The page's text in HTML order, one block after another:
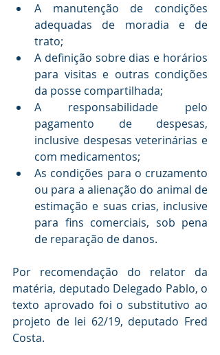
A manutenção de condições
adequadas de moradia e de
trato;
A definição sobre dias e horários
para visitas e outras condições
da posse compartilhada;
A responsabilidade pelo
pagamento de despesas,
inclusive despesas veterinárias e
com medicamentos;
As condições para o cruzamento
ou para a alienação do animal de
estimação e suas crias, inclusive
para fins comerciais, sob pena
de reparação de danos.
Por recomendação do relator da
matéria, deputado Delegado Pablo, o
texto aprovado foi o substitutivo ao
projeto de lei 62/19, deputado Fred
Costa.